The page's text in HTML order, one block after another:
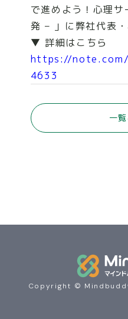
RECRUIT
COMPANY
NEWS
で進めよう！心理
発 – 」に弊社代表・
▼ 詳細はこちら
https://
4633
一
Copyright ©